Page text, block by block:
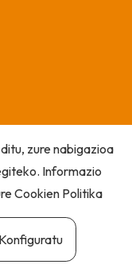
zure nabigazioa
Informazio
Cookien Politika
Konfiguratu